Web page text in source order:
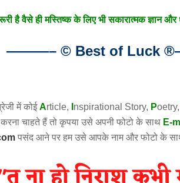
है वैसे ही मस्तिष्क के लिए भी सकारात्मक ज्ञान
———– © Best of Luck ®
में कोईArticle, nspirational Story, Poetry,
चाहते हैं तो कृपया उसे अपनी फोटो के साथ E-
पसंद आने पर हम उसे आपके नाम और फोटो के